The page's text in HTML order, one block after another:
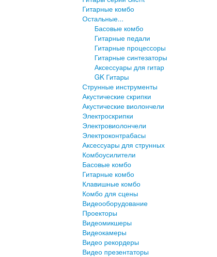
Гитарные комбо
Остальные...
Басовые комбо
Гитарные педали
Гитарные процессоры
Гитарные синтезаторы
Аксессуары для гитар
GK Гитары
Струнные инструменты
Акустические скрипки
Акустические виолончели
Электроскрипки
Электровиолончели
Электроконтрабасы
Аксессуары для струнных
Комбоусилители
Басовые комбо
Гитарные комбо
Клавишные комбо
Комбо для сцены
Видеооборудование
Проекторы
Видеомикшеры
Видеокамеры
Видео рекордеры
Видео презентаторы